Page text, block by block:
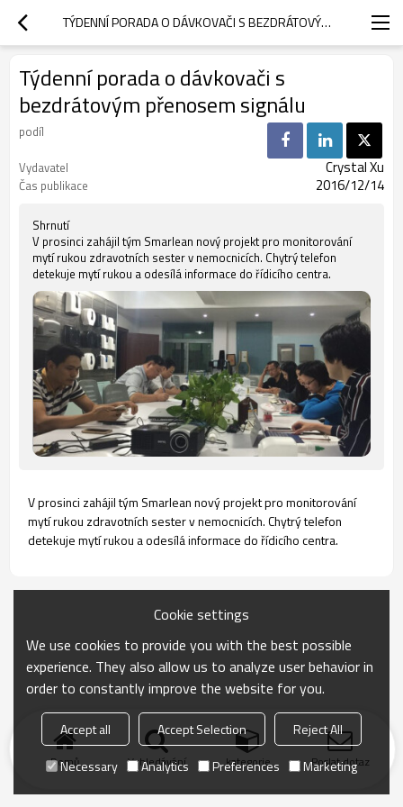
TÝDENNÍ PORADA O DÁVKOVAČI S BEZDRÁTOVÝM PŘENOSEM SIGNÁLU
Týdenní porada o dávkovači s
bezdrátovým přenosem signálu
podíl
Vydavatel
Crystal Xu
Čas publikace 2016/12/14
Shrnutí
V prosinci zahájil tým Smarlean nový projekt pro monitorování
mytí rukou zdravotních sester v nemocnicích. Chytrý telefon
detekuje mytí rukou a odesílá informace do řídicího centra.
V prosinci zahájil tým Smarlean nový projekt pro monitorování
mytí rukou zdravotních sester v nemocnicích. Chytrý telefon
detekuje mytí rukou a odesílá informace do řídicího centra.
Domů Vyhledávání kategorie Poslat dotaz
Cookie settings
We use cookies to provide you with the best possible
experience. They also allow us to analyze user behavior in
order to constantly improve the website for you.
Accept all Accept Selection
Reject All
Necessary
Analytics Preferences Marketing